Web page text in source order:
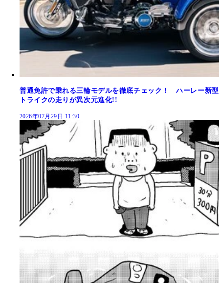
普通免許で乗れる三輪モデルを徹底チェック！ ハーレー新型
トライクの走りが異次元進化!!
2026年07月29日 11:30